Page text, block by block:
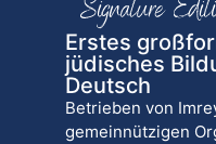
Erstes
jüdisches
Deutsch
Betrieben von
gemeinnützigen